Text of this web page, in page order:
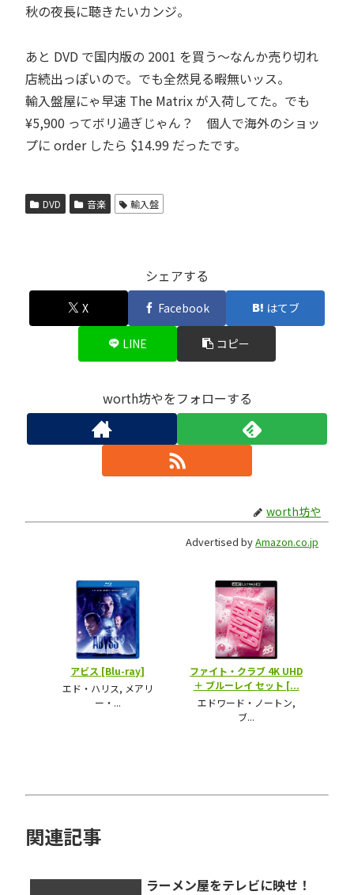
秋の夜長に聴きたいカンジ。
あと DVD で国内版の 2001 を買う～なんか売り切れ
店続出っぽいので。でも全然見る暇無いッス。
輸入盤屋にゃ早速 The Matrixが入荷してた。でも
¥5,900 ってボリ過ぎじゃん？ 個人で海外のショッ
プに order したら $14.99 だったです。
DVD 音楽 輸入盤
シェアする
X Facebook はてブ
LINE コピー
worth坊やをフォローする
worth坊や
Advertised byAmazon.co.jp
関連記事
ラーメン屋をテレビに映せ！